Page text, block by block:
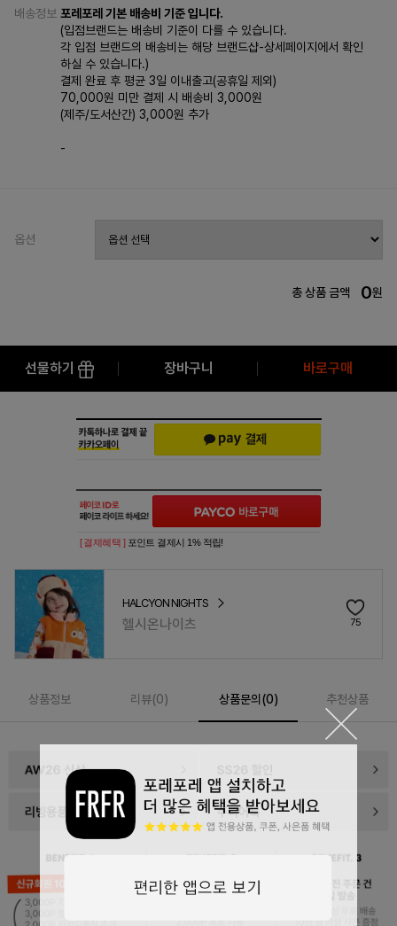
배송정보 포레포레 기본 배송비 기준 입니다.
(입점브랜드는 배송비 기준이 다를 수 있습니다.
각 입점 브랜드의 배송비는 해당 브랜드샵-상세페이지에서 확인
하실 수 있습니다.)
결제 완료 후 평균 3일 이내출고(공휴일 제외)
70,000원 미만 결제 시 배송비 3,000원
(제주/도서산간) 3,000원 추가
-
옵션
총 상품 금액 0원
선물하기 장바구니 바로구매
[ 결제혜택 ] 포인트 결제시 1% 적립!
HALCYON NIGHTS
헬시온나이츠 75
상품정보 리뷰(0) 상품문의(0) 추천상품